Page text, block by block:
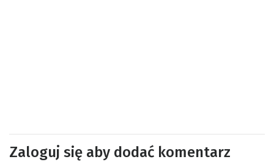
Zaloguj się aby dodać komentarz